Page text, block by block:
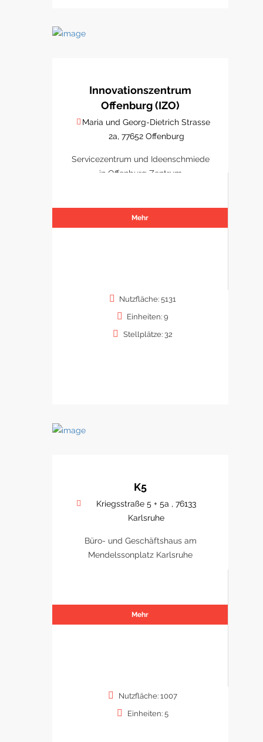
Innovationszentrum
Offenburg (IZO)
Maria und Georg-Dietrich Strasse
2a, 77652 Offenburg
Servicezentrum und Ideenschmiede
in Offenburg Zentrum
Mehr
Nutzfläche: 5131
Einheiten: 9
Stellplätze: 32
K5
Kriegsstraße 5 + 5a , 76133
Karlsruhe
Büro- und Geschäftshaus am
Mendelssonplatz Karlsruhe
Mehr
Nutzfläche: 1007
Einheiten: 5